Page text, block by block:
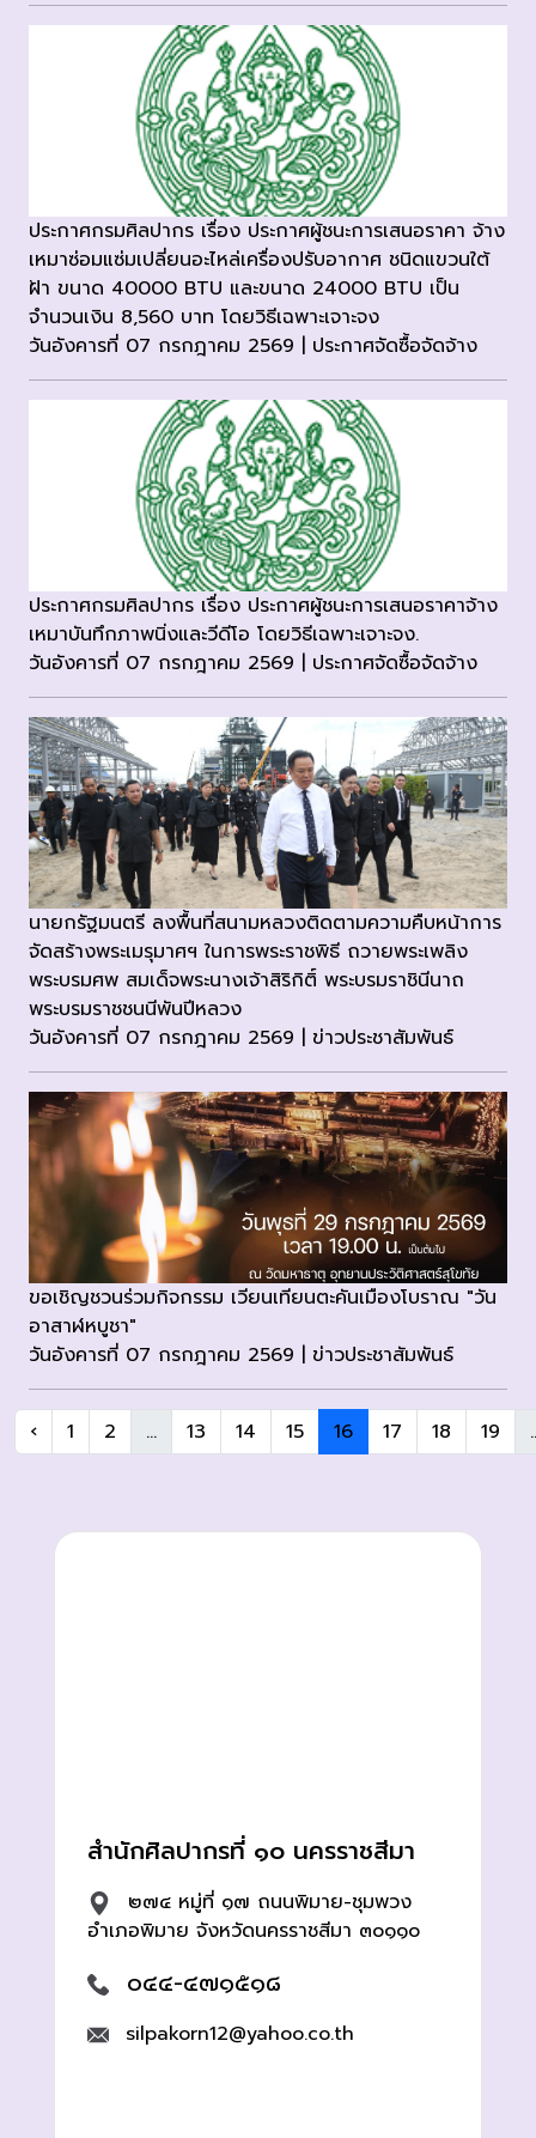
ประกาศกรมศิลปากร เรื่อง ประกาศผู้ชนะการเสนอราคา จ้าง
เหมาซ่อมแซ่มเปลี่ยนอะไหล่เครื่องปรับอากาศ ชนิดแขวนใต้
ฝ้า ขนาด 40000 BTU และขนาด 24000 BTU เป็น
จำนวนเงิน 8,560 บาท โดยวิธีเฉพาะเจาะจง
วันอังคารที่ 07 กรกฎาคม 2569 | ประกาศจัดซื้อจัดจ้าง
ประกาศกรมศิลปากร เรื่อง ประกาศผู้ชนะการเสนอราคาจ้าง
เหมาบันทึกภาพนิ่งและวีดีโอ โดยวิธีเฉพาะเจาะจง.
วันอังคารที่ 07 กรกฎาคม 2569 | ประกาศจัดซื้อจัดจ้าง
นายกรัฐมนตรี ลงพื้นที่สนามหลวงติดตามความคืบหน้าการ
จัดสร้างพระเมรุมาศฯ ในการพระราชพิธี ถวายพระเพลิง
พระบรมศพ สมเด็จพระนางเจ้าสิริกิติ์ พระบรมราชินีนาถ
พระบรมราชชนนีพันปีหลวง
วันอังคารที่ 07 กรกฎาคม 2569 | ข่าวประชาสัมพันธ์
ขอเชิญชวนร่วมกิจกรรม เวียนเทียนตะคันเมืองโบราณ "วัน
อาสาฬหบูชา"
วันอังคารที่ 07 กรกฎาคม 2569 | ข่าวประชาสัมพันธ์
‹ 1 2 ... 13 14 15 16 17 18 19
สำนักศิลปากรที่ ๑๐ นครราชสีมา
๒๗๔ หมู่ที่ ๑๗ ถนนพิมาย-ชุมพวง
อำเภอพิมาย จังหวัดนครราชสีมา ๓๐๑๑๐
๐๔๔-๔๗๑๕๑๘
silpakorn12@yahoo.co.th